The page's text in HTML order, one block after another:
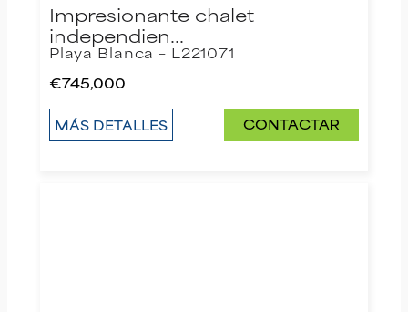
Impresionante chalet
independien…
Playa Blanca – L221071
€745,000
MÁS DETALLES CONTACTAR